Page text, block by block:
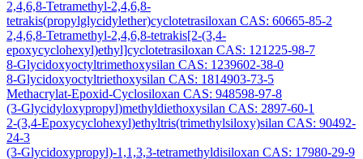
2,4,6,8-Tetramethyl-2,4,6,8-
tetrakis(propylglycidylether)cyclotetrasiloxan CAS: 60665-85-2
2,4,6,8-Tetramethyl-2,4,6,8-tetrakis[2-(3,4-
epoxycyclohexyl)ethyl]cyclotetrasiloxan CAS: 121225-98-7
8-Glycidoxyoctyltrimethoxysilan CAS: 1239602-38-0
8-Glycidoxyoctyltriethoxysilan CAS: 1814903-73-5
Methacrylat-Epoxid-Cyclosiloxan CAS: 948598-97-8
(3-Glycidyloxypropyl)methyldiethoxysilan CAS: 2897-60-1
2-(3,4-Epoxycyclohexyl)ethyltris(trimethylsiloxy)silan CAS: 90492-
24-3
(3-Glycidoxypropyl)-1,1,3,3-tetramethyldisiloxan CAS: 17980-29-9